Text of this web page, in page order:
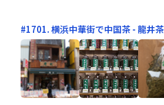
#1701. 横浜中華街で中国茶 - 龍井